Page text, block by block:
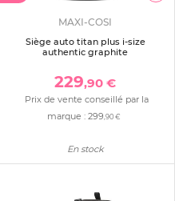
MAXI-COSI
Siège auto titan plus i-size
authentic graphite
229,90 €
Prix de vente conseillé par la
marque : 299 ,90 €
En stock